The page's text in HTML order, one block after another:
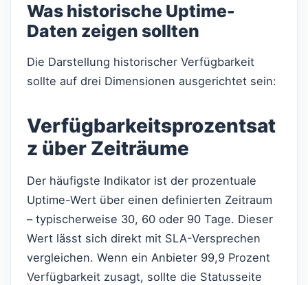
Was historische Uptime-
Daten zeigen sollten
Die Darstellung historischer Verfügbarkeit
sollte auf drei Dimensionen ausgerichtet sein:
Verfügbarkeitsprozentsat
z über Zeiträume
Der häufigste Indikator ist der prozentuale
Uptime-Wert über einen definierten Zeitraum
– typischerweise 30, 60 oder 90 Tage. Dieser
Wert lässt sich direkt mit SLA-Versprechen
vergleichen. Wenn ein Anbieter 99,9 Prozent
Verfügbarkeit zusagt, sollte die Statusseite